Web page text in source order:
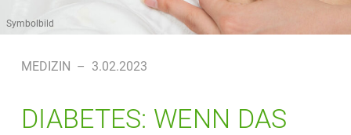
Symbolbild
MEDIZIN – 3.02.2023
DIABETES: WENN DAS